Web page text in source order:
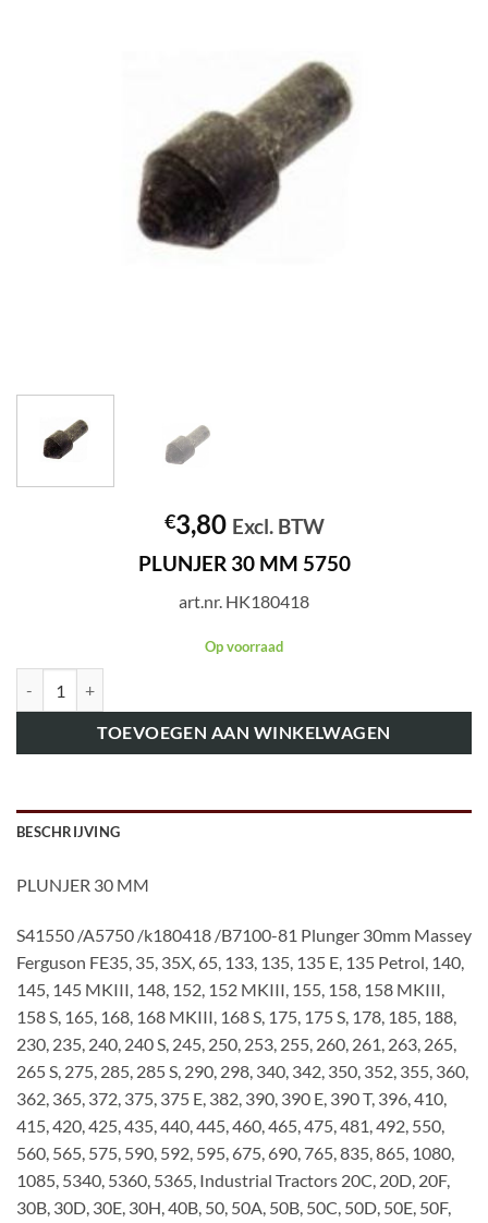
€3,80 Excl. BTW
PLUNJER 30 MM 5750
art.nr. HK180418
Op voorraad
TOEVOEGEN AAN WINKELWAGEN
BESCHRIJVING
PLUNJER 30 MM
S41550 /A5750 /k180418 /B7100-81 Plunger 30mm Massey
Ferguson FE35, 35, 35X, 65, 133, 135, 135 E, 135 Petrol, 140,
145, 145 MKIII, 148, 152, 152 MKIII, 155, 158, 158 MKIII,
158 S, 165, 168, 168 MKIII, 168 S, 175, 175 S, 178, 185, 188,
230, 235, 240, 240 S, 245, 250, 253, 255, 260, 261, 263, 265,
265 S, 275, 285, 285 S, 290, 298, 340, 342, 350, 352, 355, 360,
362, 365, 372, 375, 375 E, 382, 390, 390 E, 390 T, 396, 410,
415, 420, 425, 435, 440, 445, 460, 465, 475, 481, 492, 550,
560, 565, 575, 590, 592, 595, 675, 690, 765, 835, 865, 1080,
1085, 5340, 5360, 5365, Industrial Tractors 20C, 20D, 20F,
30B, 30D, 30E, 30H, 40B, 50, 50A, 50B, 50C, 50D, 50E, 50F,